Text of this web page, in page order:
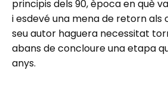
principis dels 90, època en què
i esdevé una mena de retorn als
seu autor haguera necessitat
abans de concloure una etapa
anys.